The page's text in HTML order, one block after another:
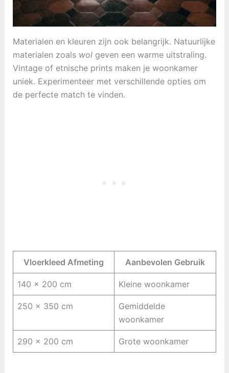
Materialen en kleuren zijn ook belangrijk. Natuurlijke
materialen zoals wolgeven een warme uitstraling.
Vintage of etnische prints maken je woonkamer
uniek. Experimenteer met verschillende opties om
de perfecte match te vinden.
Vloerkleed Afmeting Aanbevolen Gebruik
140 x 200 cm Kleine woonkamer
250 x 350 cm
Gemiddelde
woonkamer
290 x 200 cm Grote woonkamer